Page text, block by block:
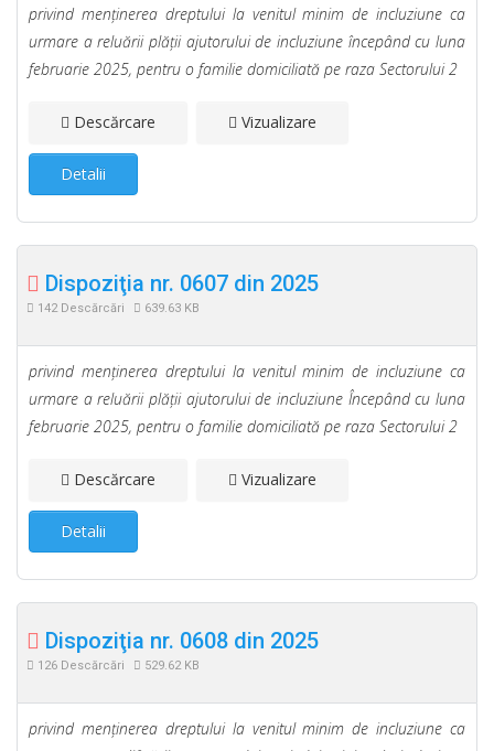
privind menţinerea dreptului la venitul minim de incluziune ca
urmare a reluării plăţii ajutorului de incluziune începând cu luna
februarie 2025, pentru o familie domiciliată pe raza Sectorului 2
Descărcare Vizualizare
Detalii
Dispoziţia nr. 0607 din 2025
142 Descărcări 639.63 KB
privind menţinerea dreptului la venitul minim de incluziune ca
urmare a reluării plăţii ajutorului de incluziune Începând cu luna
februarie 2025, pentru o familie domiciliată pe raza Sectorului 2
Descărcare Vizualizare
Detalii
Dispoziţia nr. 0608 din 2025
126 Descărcări 529.62 KB
privind menţinerea dreptului la venitul minim de incluziune ca